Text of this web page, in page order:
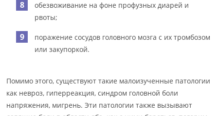
обезвоживание на фоне профузных диарей и
рвоты;
поражение сосудов головного мозга с их тромбозом
или закупоркой.
Помимо этого, существуют такие малоизученные патологии
как невроз, гиперреакция, синдром головной боли
напряжения, мигрень. Эти патологии также вызывают